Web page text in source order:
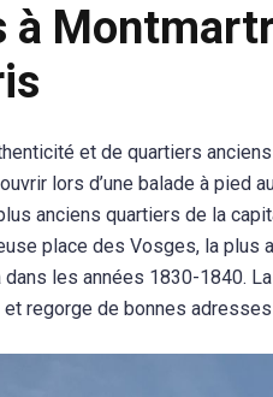
à
et de quartiers
lors d’une balade à pied
anciens quartiers de la
place des Vosges, la
dans les années 1830-1840.
regorge de bonnes